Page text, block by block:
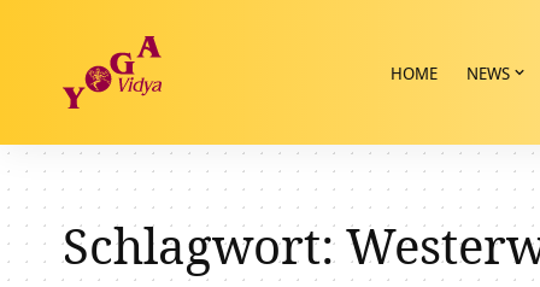
HOME NEWS
Schlagwort: